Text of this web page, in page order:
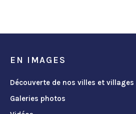
EN IMAGES
Découverte de nos villes et villages
Galeries photos